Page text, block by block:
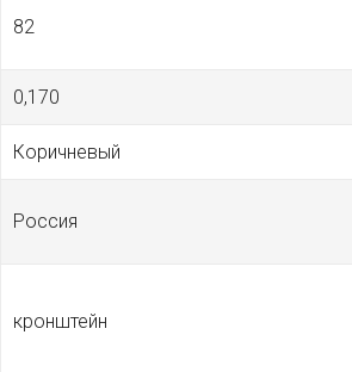
82
0,170
Коричневый
Россия
кронштейн